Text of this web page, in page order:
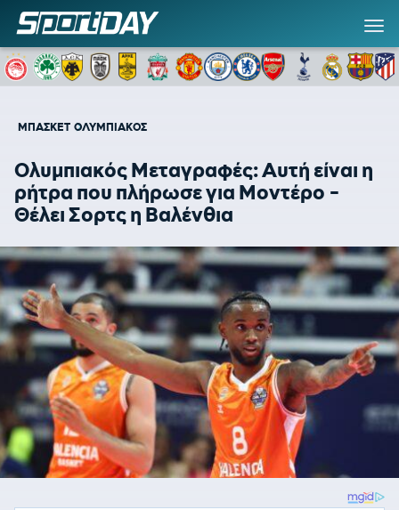
ΜΠΑΣΚΕΤ ΟΛΥΜΠΙΑΚΟΣ
Ολυμπιακός Μεταγραφές: Αυτή είναι η
ρήτρα που πλήρωσε για Μοντέρο -
Θέλει Σορτς η Βαλένθια